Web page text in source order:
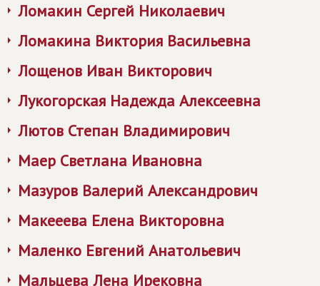
Ломакин Сергей Николаевич
Ломакина Виктория Васильевна
Лощенов Иван Викторович
Лукогорская Надежда Алексеевна
Лютов Степан Владимирович
Маер Светлана Ивановна
Мазуров Валерий Александрович
Макееева Елена Викторовна
Маленко Евгений Анатольевич
Мальцева Лена Ирековна